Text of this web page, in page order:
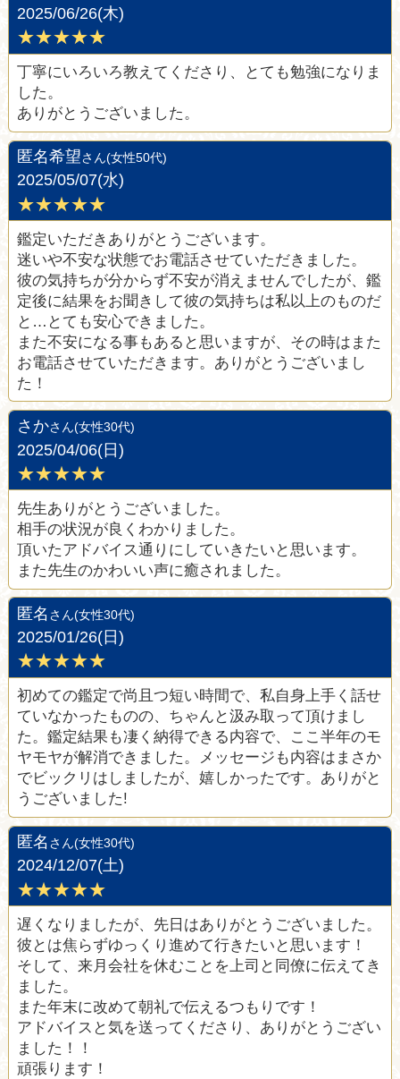
2025/06/26(木)
★★★★★
丁寧にいろいろ教えてくださり、とても勉強になりま
した。
ありがとうございました。
匿名希望さん(女性50代)
2025/05/07(水)
★★★★★
鑑定いただきありがとうございます。
迷いや不安な状態でお電話させていただきました。
彼の気持ちが分からず不安が消えませんでしたが、鑑
定後に結果をお聞きして彼の気持ちは私以上のものだ
と…とても安心できました。
また不安になる事もあると思いますが、その時はまた
お電話させていただきます。ありがとうございまし
た！
さかさん(女性30代)
2025/04/06(日)
★★★★★
先生ありがとうございました。
相手の状況が良くわかりました。
頂いたアドバイス通りにしていきたいと思います。
また先生のかわいい声に癒されました。
匿名 さん(女性30代)
2025/01/26(日)
★★★★★
初めての鑑定で尚且つ短い時間で、私自身上手く話せ
ていなかったものの、ちゃんと汲み取って頂けまし
た。鑑定結果も凄く納得できる内容で、ここ半年のモ
ヤモヤが解消できました。メッセージも内容はまさか
でビックリはしましたが、嬉しかったです。ありがと
うございました!
匿名 さん(女性30代)
2024/12/07(土)
★★★★★
遅くなりましたが、先日はありがとうございました。
彼とは焦らずゆっくり進めて行きたいと思います！
そして、来月会社を休むことを上司と同僚に伝えてき
ました。
また年末に改めて朝礼で伝えるつもりです！
アドバイスと気を送ってくださり、ありがとうござい
ました！！
頑張ります！